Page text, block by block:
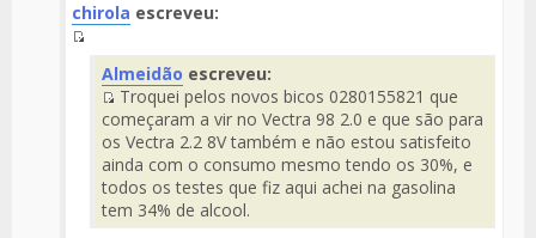
chirola escreveu:
Fuente
del
Mensaje
Almeidão escreveu:
Fuente
del
Mensaje
Troquei pelos novos bicos 0280155821 que
começaram a vir no Vectra 98 2.0 e que são para
os Vectra 2.2 8V também e não estou satisfeito
ainda com o consumo mesmo tendo os 30%, e
todos os testes que fiz aqui achei na gasolina
tem 34% de alcool.